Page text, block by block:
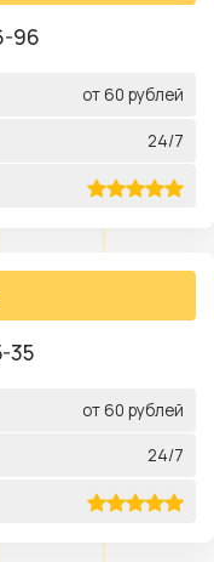
96
от 60 рублей
24/7
35
от 60 рублей
24/7